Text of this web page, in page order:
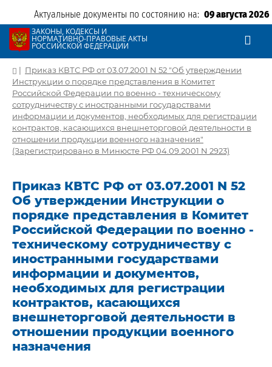
Актуальные документы по состоянию на: 09 августа 2026
ЗАКОНЫ, КОДЕКСЫ И
НОРМАТИВНО-ПРАВОВЫЕ АКТЫ
РОССИЙСКОЙ ФЕДЕРАЦИИ
| Приказ КВТС РФ от 03.07.2001 N 52 "Об утверждении
Инструкции о порядке представления в Комитет
Российской Федерации по военно - техническому
сотрудничеству с иностранными государствами
информации и документов, необходимых для регистрации
контрактов, касающихся внешнеторговой деятельности в
отношении продукции военного назначения"
(Зарегистрировано в Минюсте РФ 04.09.2001 N 2923)
Приказ КВТС РФ от 03.07.2001 N 52
Об утверждении Инструкции о
порядке представления в Комитет
Российской Федерации по военно -
техническому сотрудничеству с
иностранными государствами
информации и документов,
необходимых для регистрации
контрактов, касающихся
внешнеторговой деятельности в
отношении продукции военного
назначения